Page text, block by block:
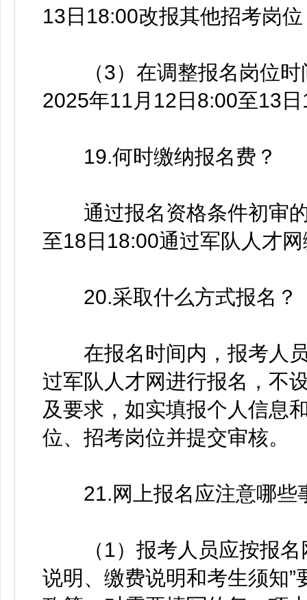
13日18:00改报其他招考岗
（3）在调整报名岗位时
2025年11月12日8:00至13
19.何时缴纳报名费？
通过报名资格条件初审的
至18日18:00通过军队人才
20.采取什么方式报名？
在报名时间内，报考人员
过军队人才网进行报名，不
及要求，如实填报个人信息
位、招考岗位并提交审核。
21.网上报名应注意哪些
（1）报考人员应按报名
说明、缴费说明和考生须知